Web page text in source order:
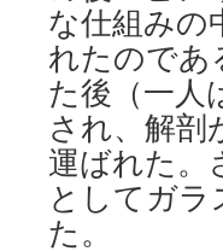
な仕組みの
れたのであ
た後（一人
され、解剖
運ばれた。
としてガ
た。